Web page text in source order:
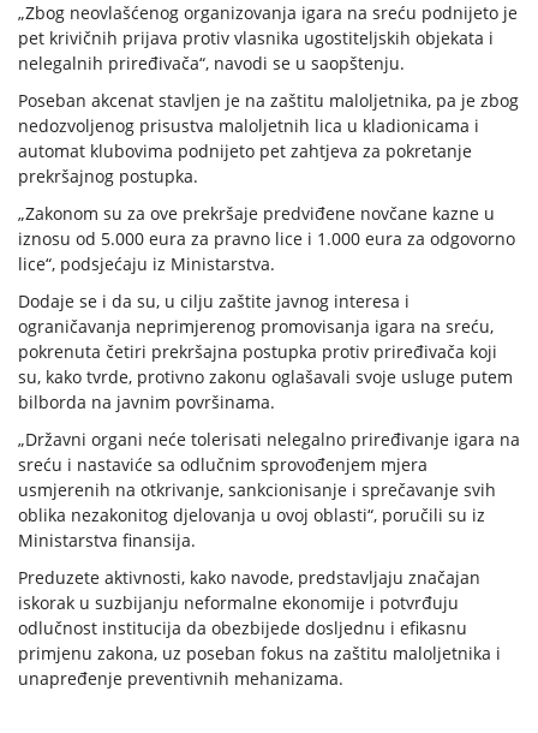
„Zbog neovlašćenog organizovanja igara na sreću podnijeto je
pet krivičnih prijava protiv vlasnika ugostiteljskih objekata i
nelegalnih priređivača“, navodi se u saopštenju.
Poseban akcenat stavljen je na zaštitu maloljetnika, pa je zbog
nedozvoljenog prisustva maloljetnih lica u kladionicama i
automat klubovima podnijeto pet zahtjeva za pokretanje
prekršajnog postupka.
„Zakonom su za ove prekršaje predviđene novčane kazne u
iznosu od 5.000 eura za pravno lice i 1.000 eura za odgovorno
lice“, podsjećaju iz Ministarstva.
Dodaje se i da su, u cilju zaštite javnog interesa i
ograničavanja neprimjerenog promovisanja igara na sreću,
pokrenuta četiri prekršajna postupka protiv priređivača koji
su, kako tvrde, protivno zakonu oglašavali svoje usluge putem
bilborda na javnim površinama.
„Državni organi neće tolerisati nelegalno priređivanje igara na
sreću i nastaviće sa odlučnim sprovođenjem mjera
usmjerenih na otkrivanje, sankcionisanje i sprečavanje svih
oblika nezakonitog djelovanja u ovoj oblasti“, poručili su iz
Ministarstva finansija.
Preduzete aktivnosti, kako navode, predstavljaju značajan
iskorak u suzbijanju neformalne ekonomije i potvrđuju
odlučnost institucija da obezbijede dosljednu i efikasnu
primjenu zakona, uz poseban fokus na zaštitu maloljetnika i
unapređenje preventivnih mehanizama.